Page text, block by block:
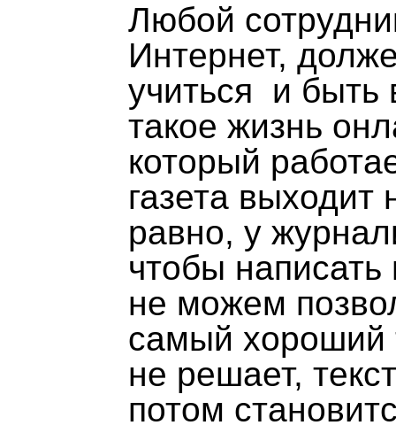
Любой
Интернет,
учиться и быть
такое жизнь
который
газета выходит
равно, у
чтобы
не можем
самый хороший
не решает,
потом